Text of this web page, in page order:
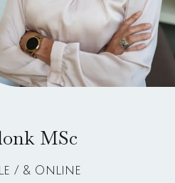
MSc
/ & Online